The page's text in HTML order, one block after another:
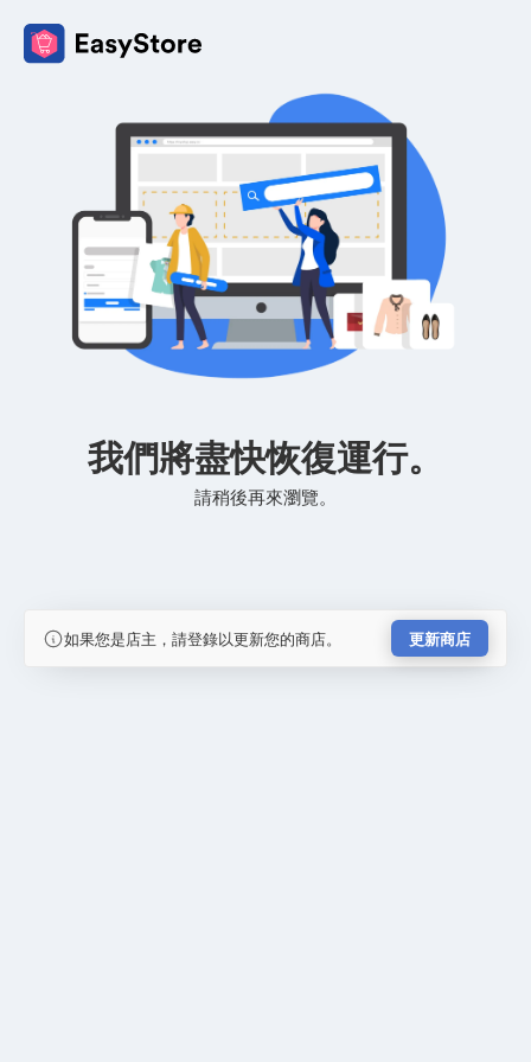
我們將盡快恢復運行。
請稍後再來瀏覽。
如果您是店主，請登錄以更新您的商店。 更新商店